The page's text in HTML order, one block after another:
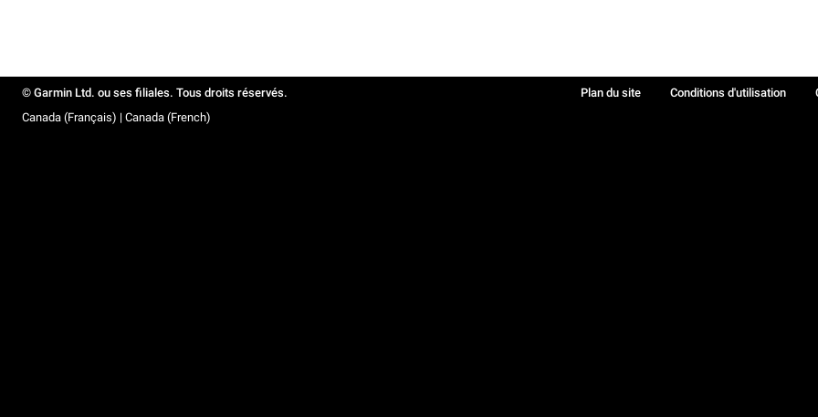
© Garmin Ltd. ou ses filiales. Tous droits réservés. Plan du site Conditions d'utilisation
Canada (Français) | Canada (French)